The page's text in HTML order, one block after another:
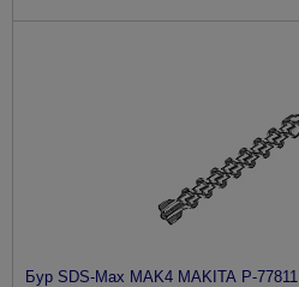
Бур SDS-Max MAK4 MAKITA P-77811